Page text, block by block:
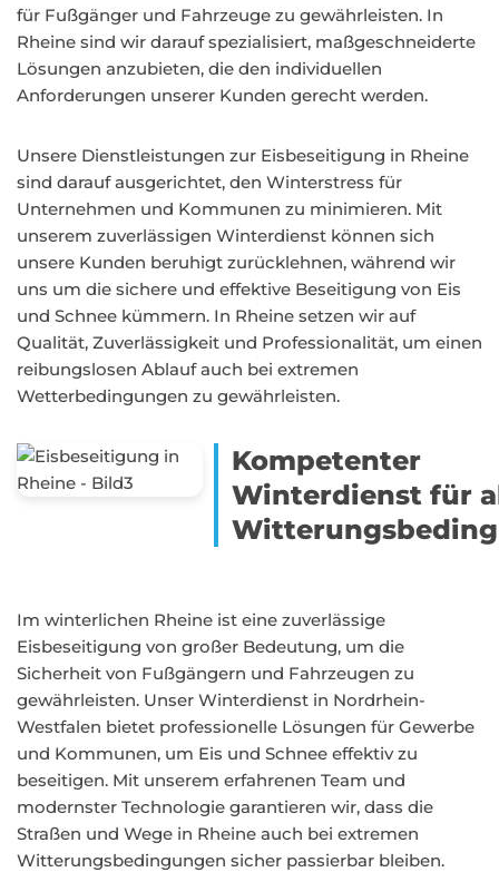
für Fußgänger und Fahrzeuge zu gewährleisten. In
Rheine sind wir darauf spezialisiert, maßgeschneiderte
Lösungen anzubieten, die den individuellen
Anforderungen unserer Kunden gerecht werden.
Unsere Dienstleistungen zur Eisbeseitigung in Rheine
sind darauf ausgerichtet, den Winterstress für
Unternehmen und Kommunen zu minimieren. Mit
unserem zuverlässigen Winterdienst können sich
unsere Kunden beruhigt zurücklehnen, während wir
uns um die sichere und effektive Beseitigung von Eis
und Schnee kümmern. In Rheine setzen wir auf
Qualität, Zuverlässigkeit und Professionalität, um einen
reibungslosen Ablauf auch bei extremen
Wetterbedingungen zu gewährleisten.
Kompetenter
Winterdienst für
Im winterlichen Rheine ist eine zuverlässige
Eisbeseitigung von großer Bedeutung, um die
Sicherheit von Fußgängern und Fahrzeugen zu
gewährleisten. Unser Winterdienst in Nordrhein-
Westfalen bietet professionelle Lösungen für Gewerbe
und Kommunen, um Eis und Schnee effektiv zu
beseitigen. Mit unserem erfahrenen Team und
modernster Technologie garantieren wir, dass die
Straßen und Wege in Rheine auch bei extremen
Witterungsbedingungen sicher passierbar bleiben.